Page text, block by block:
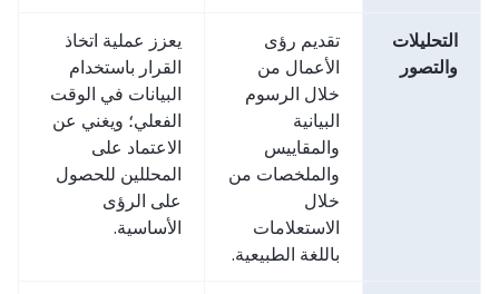
التحليلات
والتصور
تقديم رؤى
الأعمال من
خلال الرسوم
البيانية
والمقاييس
والملخصات من
خلال
الاستعلامات
باللغة الطبيعية.
يعزز عملية اتخاذ
القرار باستخدام
البيانات في الوقت
الفعلي؛ ويغني عن
الاعتماد على
المحللين للحصول
على الرؤى
الأساسية.